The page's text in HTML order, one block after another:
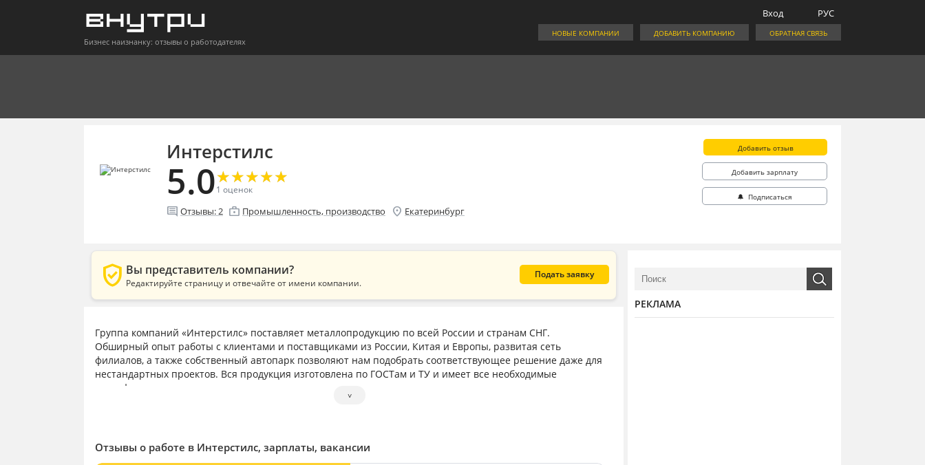
Бизнес наизнанку: отзывы о работодателях
РУС
Вход
ОБРАТНАЯ СВЯЗЬ
ДОБАВИТЬ КОМПАНИЮ
НОВЫЕ КОМПАНИИ
Интерстилс
5.0★
★★
★★
★★
★★
★
1 оценок
comment Отзывы:2 enterprise Промышленность, производство location_on Екатеринбург
Добавить отзыв
Добавить зарплату
🔔 Подписаться
verified_user Вы представитель компании?
Редактируйте страницу и отвечайте от имени компании.
Подать заявку
Группа компаний «Интерстилс» поставляет металлопродукцию по всей России и странам СНГ.
Обширный опыт работы с клиентами и поставщиками из России, Китая и Европы, развитая сеть
филиалов, а также собственный автопарк позволяют нам подобрать соответствующее решение даже для
нестандартных проектов. Вся продукция изготовлена по ГОСТам и ТУ и имеет все необходимые
сертификаты качества, потому что мы стремимся к долгосрочному сотрудничеству с нашими клиентами.
˅
Отзывы о работе в Интерстилс, зарплаты, вакансии
РЕКЛАМА